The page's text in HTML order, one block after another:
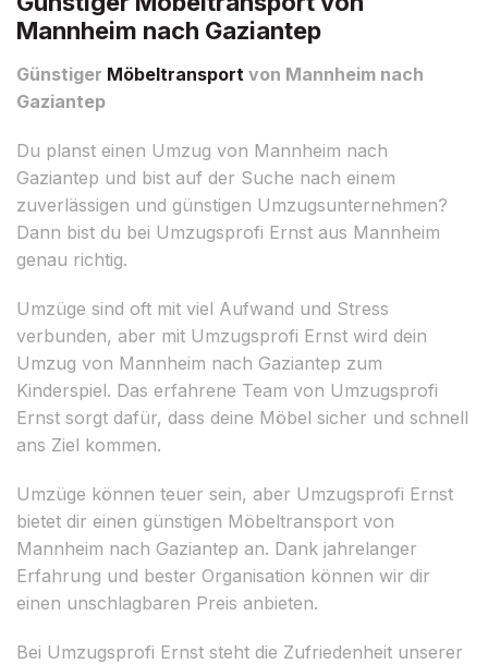
Mannheim nach Gaziantep
Günstiger Möbeltransport von Mannheim nach
Gaziantep
Du planst einen Umzug von Mannheim nach
Gaziantep und bist auf der Suche nach einem
zuverlässigen und günstigen Umzugsunternehmen?
Dann bist du bei Umzugsprofi Ernst aus Mannheim
genau richtig.
Umzüge sind oft mit viel Aufwand und Stress
verbunden, aber mit Umzugsprofi Ernst wird dein
Umzug von Mannheim nach Gaziantep zum
Kinderspiel. Das erfahrene Team von Umzugsprofi
Ernst sorgt dafür, dass deine Möbel sicher und schnell
ans Ziel kommen.
Umzüge können teuer sein, aber Umzugsprofi Ernst
bietet dir einen günstigen Möbeltransport von
Mannheim nach Gaziantep an. Dank jahrelanger
Erfahrung und bester Organisation können wir dir
einen unschlagbaren Preis anbieten.
Bei Umzugsprofi Ernst steht die Zufriedenheit unserer